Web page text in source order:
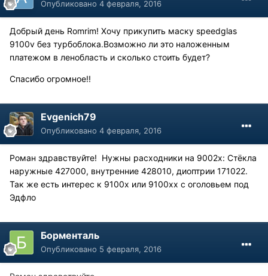
Опубликовано 4 февраля, 2016
Добрый день Romrim! Хочу прикупить маску speedglas
9100v без турбоблока.Возможно ли это наложенным
платежом в ленобласть и сколько стоить будет?
Спасибо огромное!!
Evgenich79
Опубликовано 4 февраля, 2016
Роман здравствуйте! Нужны расходники на 9002х: Стёкла
наружные 427000, внутренние 428010, диоптрии 171022.
Так же есть интерес к 9100х или 9100хх с оголовьем под
Эдфло
Борменталь
Опубликовано 5 февраля, 2016